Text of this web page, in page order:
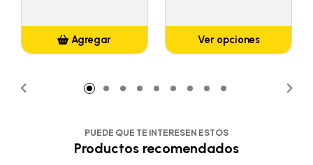
Agregar Ver opciones
PUEDE QUE TE INTERESEN ESTOS
Productos recomendados